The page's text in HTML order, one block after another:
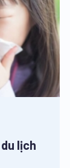
lịch